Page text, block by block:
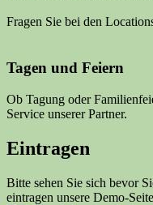
Fragen Sie bei den
Tagen und Feiern
Ob Tagung oder
Service unserer Partner.
Eintragen
Bitte sehen Sie sich bevor
eintragen unsere Demo-